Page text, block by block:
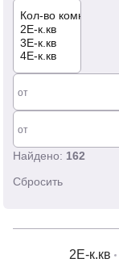
от
от
Найдено: 162
Сбросить
2Е-к.кв